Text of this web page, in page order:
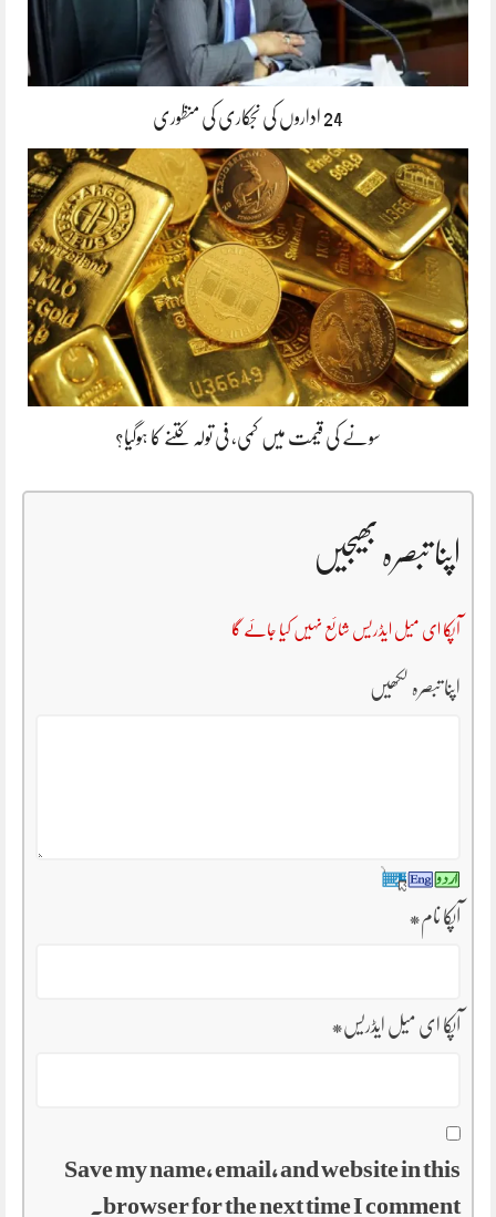
24 اداروں کی نجکاری کی منظوری
سونے کی قیمت میں کمی، فی تولہ کتنے کا ہوگیا؟
اپنا تبصرہ بھیجیں
آپکا ای میل ایڈریس شائع نہیں کیا جائے گا
اپنا تبصرہ لکھیں
آپکا نام*
آپکا ای میل ایڈریس*
Save my name, email, and website in this
browser for the next time I comment.